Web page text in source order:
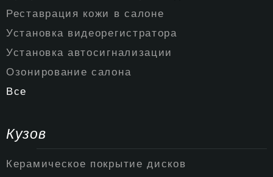
Реставрация кожи в салоне
Установка видеорегистратора
Установка автосигнализации
Озонирование салона
Все
Кузов
Керамическое покрытие дисков